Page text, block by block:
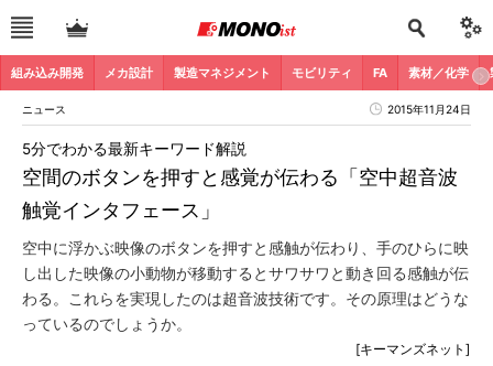
組み込み開発 メカ設計 製造マネジメント モビリティ FA 素材／化学
ニュース 2015年11月24日
空間のボタンを押すと感覚が伝わる「空中超音波
触覚インタフェース」
5分でわかる最新キーワード解説
空中に浮かぶ映像のボタンを押すと感触が伝わり、手のひらに映
し出した映像の小動物が移動するとサワサワと動き回る感触が伝
わる。これらを実現したのは超音波技術です。その原理はどうな
っているのでしょうか。
[キーマンズネット]